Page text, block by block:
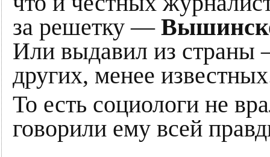
за решетку —
Или выдавил из
других, менее
То есть социологи не
говорили ему всей